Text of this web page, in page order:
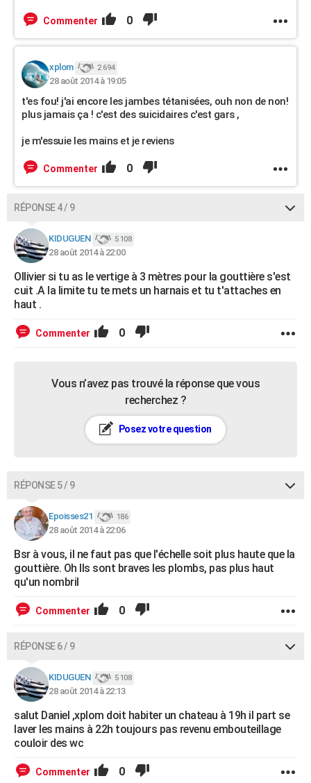
Commenter 0
xplom 2 694
28 août 2014 à 19:05
t'es fou! j'ai encore les jambes tétanisées, ouh non de non!
plus jamais ça ! c'est des suicidaires c'est gars ,
je m'essuie les mains et je reviens
Commenter 0
RÉPONSE 4 / 9
KIDUGUEN 5 108
28 août 2014 à 22:00
Ollivier si tu as le vertige à 3 mètres pour la gouttière s'est
cuit .A la limite tu te mets un harnais et tu t'attaches en
haut .
Commenter 0
Vous n’avez pas trouvé la réponse que vous
recherchez ?
Posez votre question
RÉPONSE 5 / 9
Epoisses21 186
28 août 2014 à 22:06
Bsr à vous, il ne faut pas que l'échelle soit plus haute que la
gouttière. Oh Ils sont braves les plombs, pas plus haut
qu'un nombril
Commenter 0
RÉPONSE 6 / 9
KIDUGUEN 5 108
28 août 2014 à 22:13
salut Daniel ,xplom doit habiter un chateau à 19h il part se
laver les mains à 22h toujours pas revenu embouteillage
couloir des wc
Commenter 0